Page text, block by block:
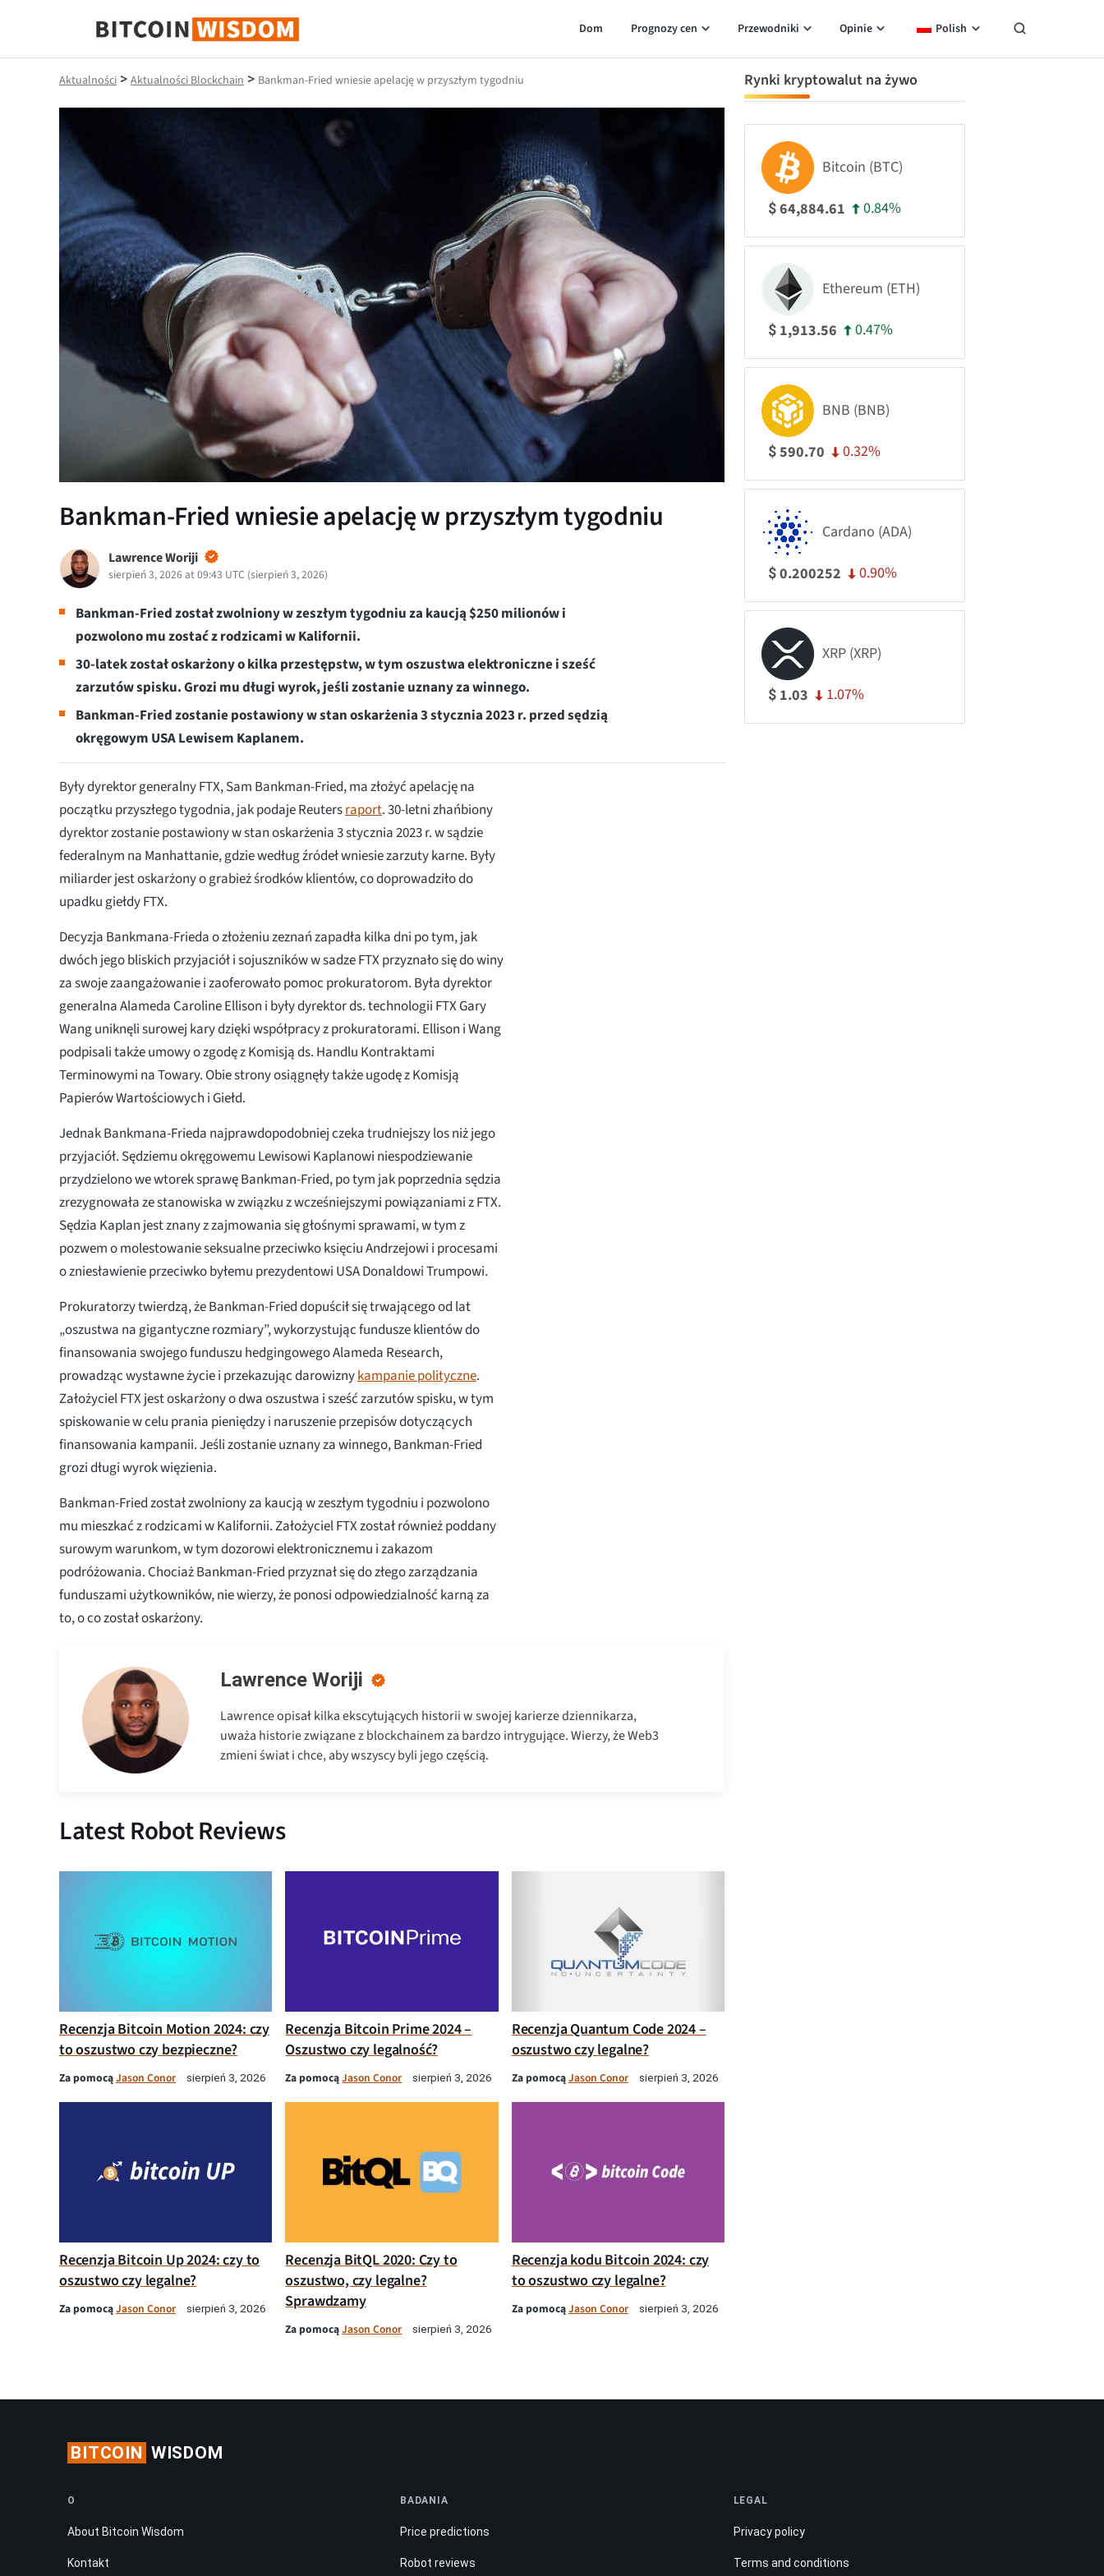
Mądrość Bitcoina
Dom Prognozy cen Przewodniki Opinie Polish
Aktualności > Aktualności Blockchain > Bankman-Fried wniesie apelację w przyszłym tygodniu
Bankman-Fried wniesie apelację w przyszłym tygodniu
Lawrence Woriji
sierpień 3, 2026 at 09:43 UTC (sierpień 3, 2026)
Bankman-Fried został zwolniony w zeszłym tygodniu za kaucją $250 milionów i
pozwolono mu zostać z rodzicami w Kalifornii.
30-latek został oskarżony o kilka przestępstw, w tym oszustwa elektroniczne i sześć
zarzutów spisku. Grozi mu długi wyrok, jeśli zostanie uznany za winnego.
Bankman-Fried zostanie postawiony w stan oskarżenia 3 stycznia 2023 r. przed sędzią
okręgowym USA Lewisem Kaplanem.
Były dyrektor generalny FTX, Sam Bankman-Fried, ma złożyć apelację na
początku przyszłego tygodnia, jak podaje Reutersraport. 30-letni zhańbiony
dyrektor zostanie postawiony w stan oskarżenia 3 stycznia 2023 r. w sądzie
federalnym na Manhattanie, gdzie według źródeł wniesie zarzuty karne. Były
miliarder jest oskarżony o grabież środków klientów, co doprowadziło do
upadku giełdy FTX.
Decyzja Bankmana-Frieda o złożeniu zeznań zapadła kilka dni po tym, jak
dwóch jego bliskich przyjaciół i sojuszników w sadze FTX przyznało się do winy
za swoje zaangażowanie i zaoferowało pomoc prokuratorom. Była dyrektor
generalna Alameda Caroline Ellison i były dyrektor ds. technologii FTX Gary
Wang uniknęli surowej kary dzięki współpracy z prokuratorami. Ellison i Wang
podpisali także umowy o zgodę z Komisją ds. Handlu Kontraktami
Terminowymi na Towary. Obie strony osiągnęły także ugodę z Komisją
Papierów Wartościowych i Giełd.
Jednak Bankmana-Frieda najprawdopodobniej czeka trudniejszy los niż jego
przyjaciół. Sędziemu okręgowemu Lewisowi Kaplanowi niespodziewanie
przydzielono we wtorek sprawę Bankman-Fried, po tym jak poprzednia sędzia
zrezygnowała ze stanowiska w związku z wcześniejszymi powiązaniami z FTX.
Sędzia Kaplan jest znany z zajmowania się głośnymi sprawami, w tym z
pozwem o molestowanie seksualne przeciwko księciu Andrzejowi i procesami
o zniesławienie przeciwko byłemu prezydentowi USA Donaldowi Trumpowi.
Prokuratorzy twierdzą, że Bankman-Fried dopuścił się trwającego od lat
„oszustwa na gigantyczne rozmiary”, wykorzystując fundusze klientów do
finansowania swojego funduszu hedgingowego Alameda Research,
prowadząc wystawne życie i przekazując darowiznykampanie polityczne.
Założyciel FTX jest oskarżony o dwa oszustwa i sześć zarzutów spisku, w tym
spiskowanie w celu prania pieniędzy i naruszenie przepisów dotyczących
finansowania kampanii. Jeśli zostanie uznany za winnego, Bankman-Fried
grozi długi wyrok więzienia.
Bankman-Fried został zwolniony za kaucją w zeszłym tygodniu i pozwolono
mu mieszkać z rodzicami w Kalifornii. Założyciel FTX został również poddany
surowym warunkom, w tym dozorowi elektronicznemu i zakazom
podróżowania. Chociaż Bankman-Fried przyznał się do złego zarządzania
funduszami użytkowników, nie wierzy, że ponosi odpowiedzialność karną za
to, o co został oskarżony.
Lawrence Woriji
Lawrence opisał kilka ekscytujących historii w swojej karierze dziennikarza,
uważa historie związane z blockchainem za bardzo intrygujące. Wierzy, że Web3
zmieni świat i chce, aby wszyscy byli jego częścią.
Latest Robot Reviews
Recenzja Bitcoin Motion 2024: czy
to oszustwo czy bezpieczne?
Za pomocąJason Conor sierpień 3, 2026
Recenzja Bitcoin Prime 2024 –
Oszustwo czy legalność?
Za pomocąJason Conor sierpień 3, 2026
Recenzja Quantum Code 2024 –
oszustwo czy legalne?
Za pomocąJason Conor sierpień 3, 2026
Recenzja Bitcoin Up 2024: czy to
oszustwo czy legalne?
Za pomocąJason Conor sierpień 3, 2026
Recenzja BitQL 2020: Czy to
oszustwo, czy legalne?
Sprawdzamy
Za pomocąJason Conor sierpień 3, 2026
Recenzja kodu Bitcoin 2024: czy
to oszustwo czy legalne?
Za pomocąJason Conor sierpień 3, 2026
Rynki kryptowalut na żywo
Bitcoin (BTC)
$64,884.61 0.84%
Ethereum (ETH)
$ 1,913.56 0.47%
BNB (BNB)
$590.70 0.32%
Cardano (ADA)
$0.200252 0.90%
XRP (XRP)
$ 1.03 1.07%
BITCOIN WISDOM
O
About Bitcoin Wisdom
Kontakt
BADANIA
Price predictions
Robot reviews
LEGAL
Privacy policy
Terms and conditions